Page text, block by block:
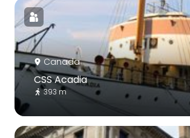
Canada
CSS Acadia
393 m